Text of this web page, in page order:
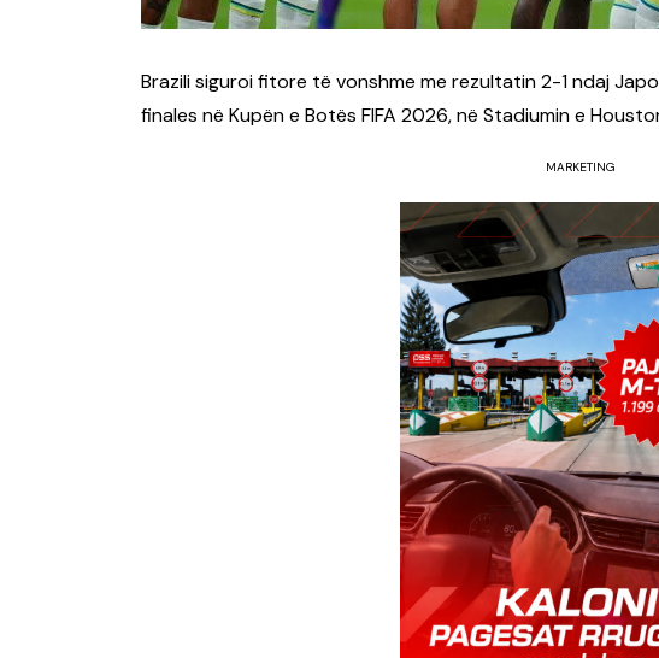
Brazili siguroi fitore të vonshme me rezultatin 2-1 ndaj
finales në Kupën e Botës FIFA 2026, në Stadiumin e
MARKETING